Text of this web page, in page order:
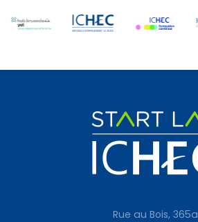
Rue au Bois, 365a